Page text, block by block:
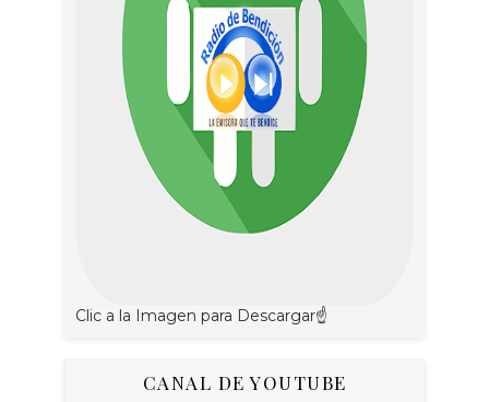
Clic a la Imagen para Descargar☝
CANAL DE YOUTUBE